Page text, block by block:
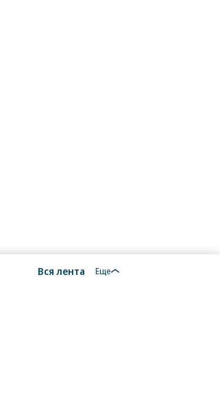
Вся лента Еще